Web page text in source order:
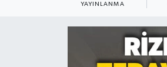
YAYINLANMA